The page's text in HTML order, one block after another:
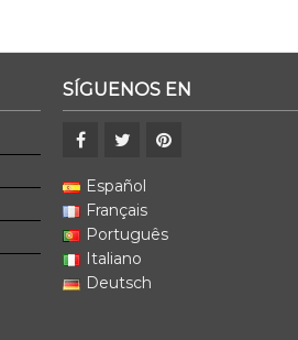
SÍGUENOS EN
Español
Français
Português
Italiano
Deutsch